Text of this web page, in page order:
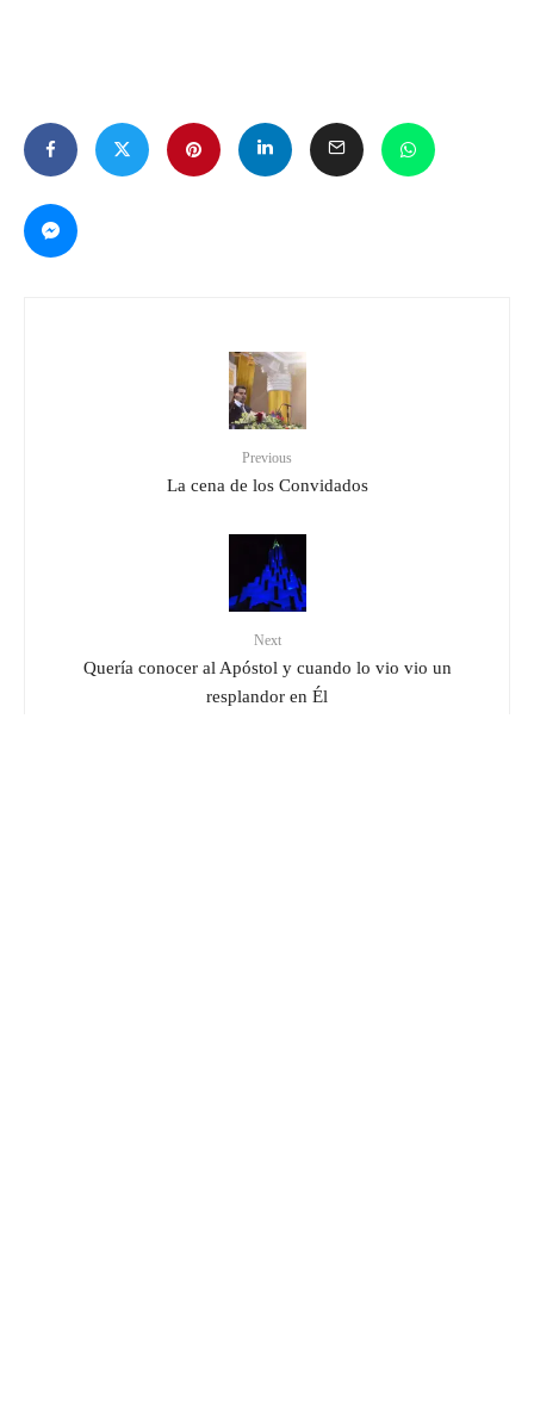
Previous
La cena de los Convidados
Next
Quería conocer al Apóstol y cuando lo vio vio un
resplandor en Él